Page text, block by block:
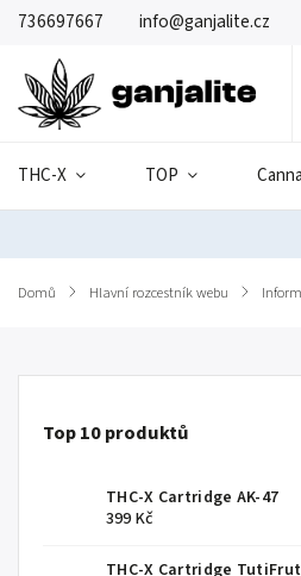
736697667 info@ganjalite.cz
THC-X TOP
Domů / Hlavní rozcestník webu /
Top 10 produktů
THC-X Cartridge AK-47
399 Kč
THC-X Cartridge